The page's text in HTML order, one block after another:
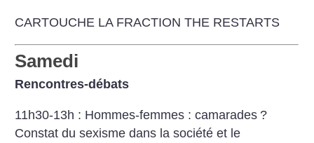
CARTOUCHE LA FRACTION THE RESTARTS
Samedi
Rencontres-débats
11h30-13h : Hommes-femmes : camarades ?
Constat du sexisme dans la société et le